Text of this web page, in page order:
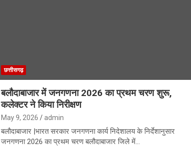
छत्तीसगढ़
बलौदाबाजार में जनगणना 2026 का प्रथम चरण शुरू,
कलेक्टर ने किया निरीक्षण
May 9, 2026 admin
बलौदाबाजार |भारत सरकार जनगणना कार्य निदेशालय के निर्देशानुसार
जनगणना 2026 का प्रथम चरण बलौदाबाजार जिले में…